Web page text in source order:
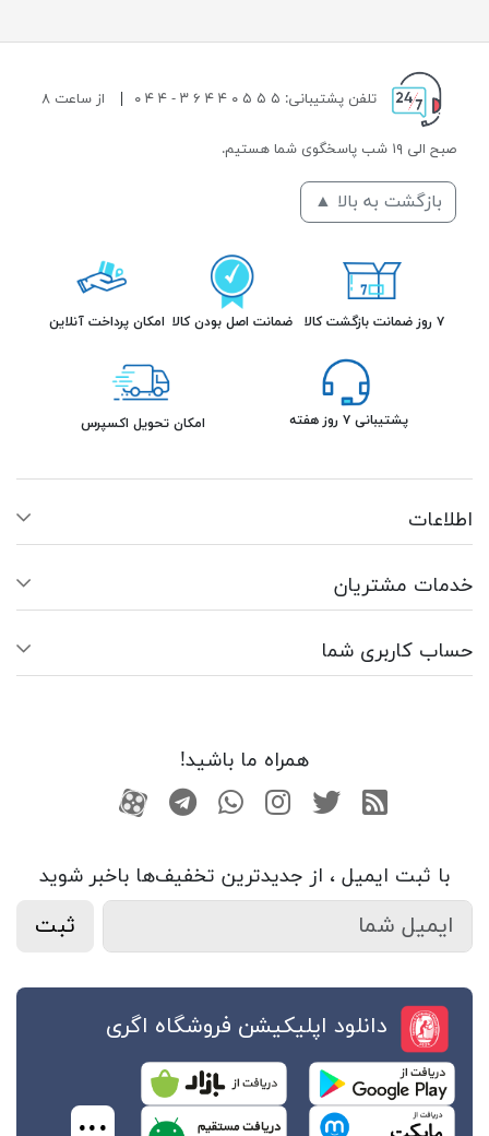
تلفن پشتیبانی: ۵ ۵ ۵ ۰ ۴ ۴ ۶ ۳ - ۴ ۴ ۰ از ساعت ۸
صبح الی ۱۹ شب پاسخگوی شما هستیم.
بازگشت به بالا ▲
۷ روز ضمانت بازگشت کالا ضمانت اصل بودن کالا امکان پرداخت آنلاین
پشتیبانی ۷ روز هفته امکان تحویل اکسپرس
اطلاعات
خدمات مشتریان
حساب کاربری شما
همراه ما باشید!
RSS توییتراینستاگرام
واتساپتلگرامآپارات
با ثبت ایمیل ، از جدید‌ترین تخفیف‌ها با‌خبر شوید
ثبت
دانلود اپلیکیشن فروشگاه اگری